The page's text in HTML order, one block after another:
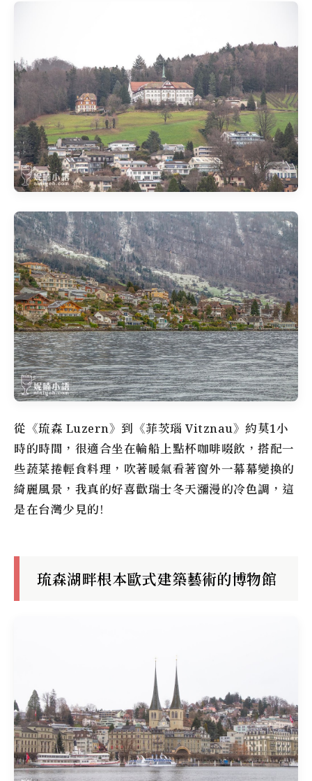
從《琉森 Luzern》到《菲茨瑙 Vitznau》約莫1小
時的時間，很適合坐在輪船上點杯咖啡啜飲，搭配一
些蔬菜捲輕食料理，吹著暖氣看著窗外一幕幕變換的
綺麗風景，我真的好喜歡瑞士冬天瀰漫的冷色調，這
是在台灣少見的!
琉森湖畔根本歐式建築藝術的博物館